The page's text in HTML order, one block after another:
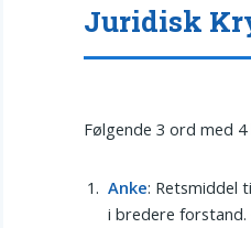
Juridisk
Følgende 3 ord med
Anke: Retsmiddel
i bredere forstand.